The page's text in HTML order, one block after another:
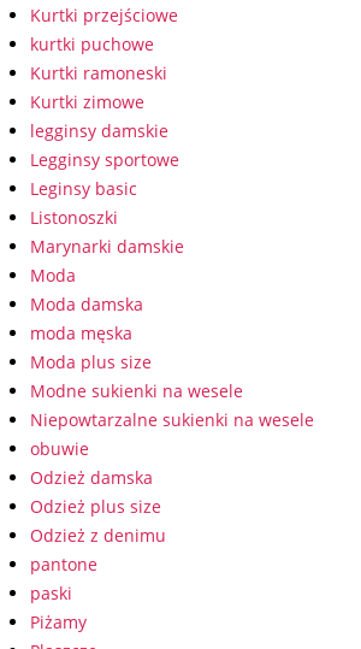
Kurtki przejściowe
kurtki puchowe
Kurtki ramoneski
Kurtki zimowe
legginsy damskie
Legginsy sportowe
Leginsy basic
Listonoszki
Marynarki damskie
Moda
Moda damska
moda męska
Moda plus size
Modne sukienki na wesele
Niepowtarzalne sukienki na wesele
obuwie
Odzież damska
Odzież plus size
Odzież z denimu
pantone
paski
Piżamy